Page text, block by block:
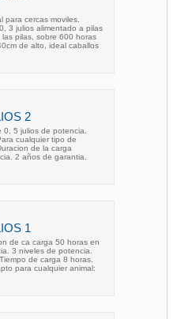
para cercas moviles.
3 julios alimentado a pilas
pilas, sobre 600 horas
de alto, ideal caballos
2
5 julios de potencia.
cualquier tipo de
de la carga
2 años de garantia.
1
de ca carga 50 horas en
3 niveles de potencia.
de carga 8 horas.
para cualquier animal: